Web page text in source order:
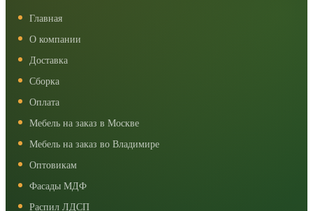
Главная
О компании
Доставка
Сборка
Оплата
Мебель на заказ в Москве
Мебель на заказ во Владимире
Оптовикам
Фасады МДФ
Распил ЛДСП